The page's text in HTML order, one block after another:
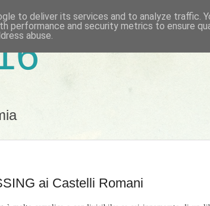
ai Castelli Romani
to deliver its services and to analyze traffic.
performance and security metrics to ensure
abuse.